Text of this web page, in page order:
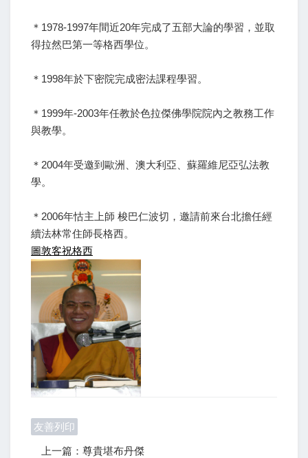
＊1978-1997年間近20年完成了五部大論的學習，並取
得拉然巴第一等格西學位。
＊1998年於下密院完成密法課程學習。
＊1999年-2003年任教於色拉傑佛學院院內之教務工作
與教學。
＊2004年受邀到歐洲、澳大利亞、蘇羅維尼亞弘法教
學。
＊2006年怙主上師 梭巴仁波切，邀請前來台北擔任經
續法林常住師長格西。
圖敦客祝格西
友善列印
上一篇：尊貴堪布丹傑